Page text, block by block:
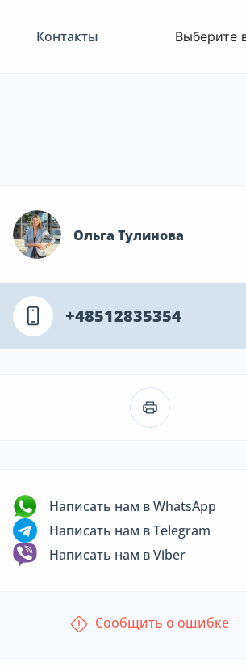
Контакты
Ольга Тулинова
+48512835354
Написать нам в WhatsApp
Написать нам в Telegram
Написать нам в Viber
Сообщить о ошибке